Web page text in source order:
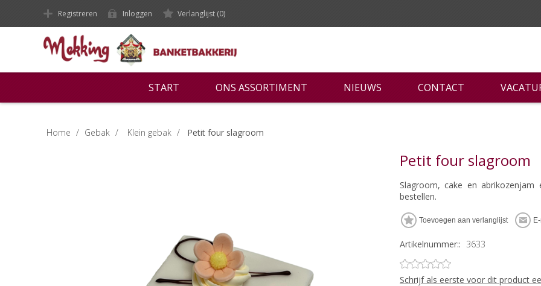
Registreren Inloggen Verlanglijst (0)
START ONS ASSORTIMENT NIEUWS CONTACT
Home / Gebak / Klein gebak / Petit four slagroom
Petit four slagroom
Slagroom, cake en
bestellen.
Artikelnummer:: 3633
Schrijf als eerste voor dit product